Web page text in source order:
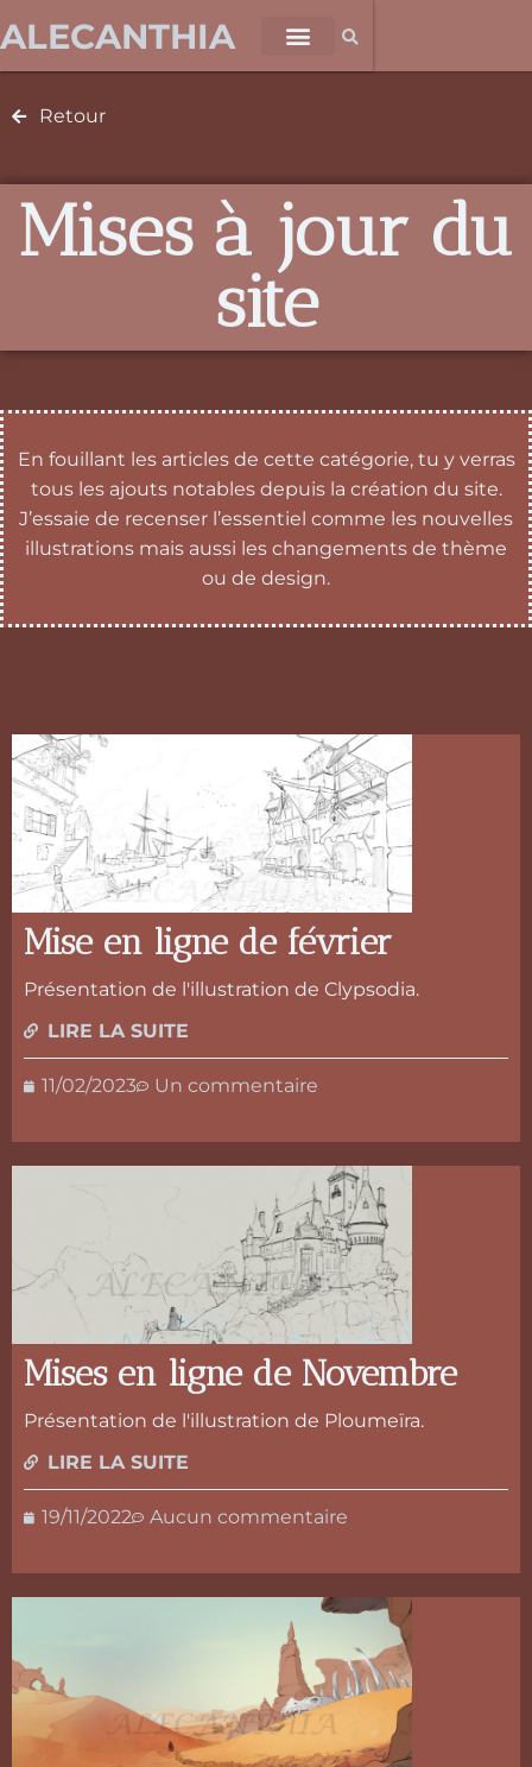
ALECANTHIA
Retour
Mises à jour du
site
En fouillant les articles de cette catégorie, tu y verras
tous les ajouts notables depuis la création du site.
J’essaie de recenser l’essentiel comme les nouvelles
illustrations mais aussi les changements de thème
ou de design.
Mise en ligne de février
Présentation de l'illustration de Clypsodia.
LIRE LA SUITE
11/02/2023 Un commentaire
Mises en ligne de Novembre
Présentation de l'illustration de Ploumeïra.
LIRE LA SUITE
19/11/2022 Aucun commentaire